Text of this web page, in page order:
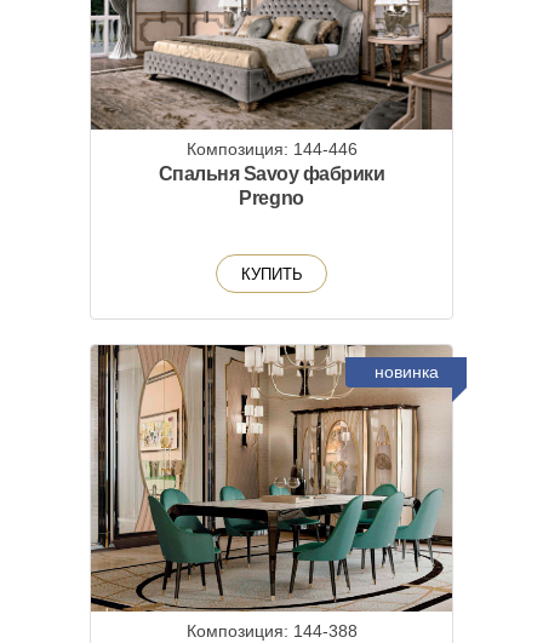
Композиция: 144-446
Спальня Savoy фабрики
Pregno
КУПИТЬ
новинка
Композиция: 144-388